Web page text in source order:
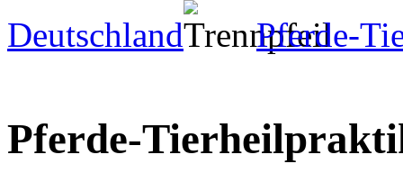
Deutschland
Pferde-
Pferde-